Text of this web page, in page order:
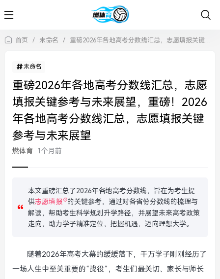
首页 / 未命名 / 重磅2026年各地高考分数线汇总，志愿填报关键参考与未来展望，重磅！2026年各地高考分数线汇总，志愿填报关键参考与未来展望
未命名
重磅2026年各地高考分数线汇总，志愿
填报关键参考与未来展望，重磅！2026
年各地高考分数线汇总，志愿填报关键
参考与未来展望
燃体育 1个月前
本文重磅汇总了2026年各地高考分数线，旨在为考生提
供志愿填报
的关键参考，通过对各省份分数线的梳理与
解读，帮助考生科学规划升学路径，并展望未来高考政策
走向，助力学子精准定位，把握机遇，迈向理想大学。
随着2026年高考大幕的缓缓落下，千万学子刚刚经历了
一场人生中至关重要的“战役”，考生们最关切、家长与师长